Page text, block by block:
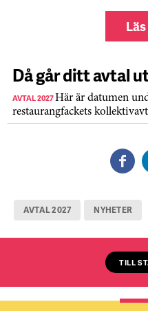
Då går ditt avtal
AVTAL 2027Här är datumen
restaurangfackets
AVTAL 2027 NYHETER
TILL